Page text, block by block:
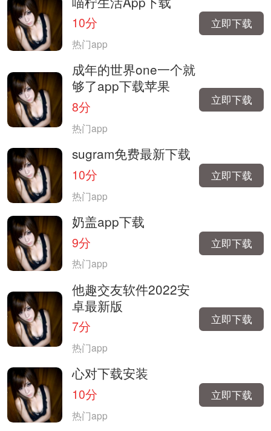
10分
热门app
立即下载
成年的世界one一个就
够了app下载苹果
8分
热门app
立即下载
sugram免费最新下载
10分
热门app
立即下载
奶盖app下载
9分
热门app
立即下载
他趣交友软件2022安
卓最新版
7分
热门app
立即下载
心对下载安装
10分
热门app
立即下载